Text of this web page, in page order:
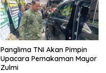
Panglima TNI Akan Pimpin
Upacara Pemakaman Mayor
Zulmi